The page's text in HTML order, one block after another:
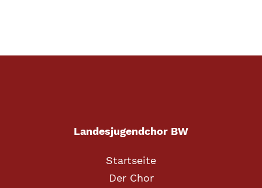
Landesjugendchor BW
Startseite
Der Chor